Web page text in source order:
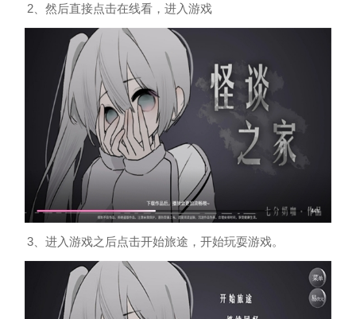
2、然后直接点击在线看，进入游戏
3、进入游戏之后点击开始旅途，开始玩耍游戏。